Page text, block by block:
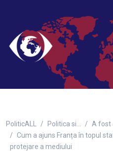
PoliticALL Politica si… A fost
Cum a ajuns Franța în topul
protejare a mediului